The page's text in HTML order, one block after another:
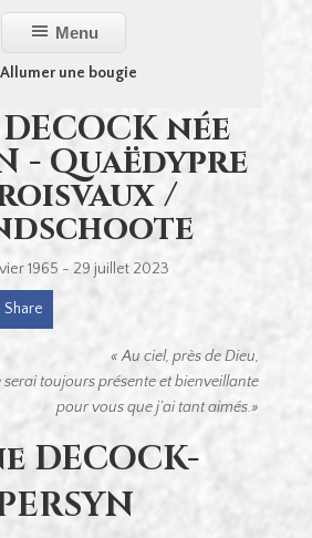
Menu
Allumer une bougie
née
- Quaëdypre
/
1965 - 29 juillet 2023
Share
« Au ciel, près de Dieu,
serai toujours présente et bienveillante
pour vous que j’ai tant aimés.»
DECOCK-